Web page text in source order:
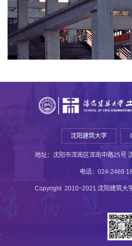
沈阳建筑大学
地址：沈阳市浑南区浑南中路25号
电话：024-2469
Copyright 2010~2021 沈阳建筑大